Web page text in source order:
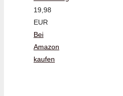
19,98
EUR
Bei
Amazon
kaufen